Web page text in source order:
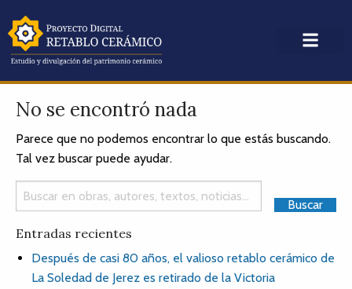
No se encontró nada
Parece que no podemos encontrar lo que estás buscando.
Tal vez buscar puede ayudar.
Entradas recientes
Después de casi 80 años, el valioso retablo cerámico de
La Soledad de Jerez es retirado de la Victoria